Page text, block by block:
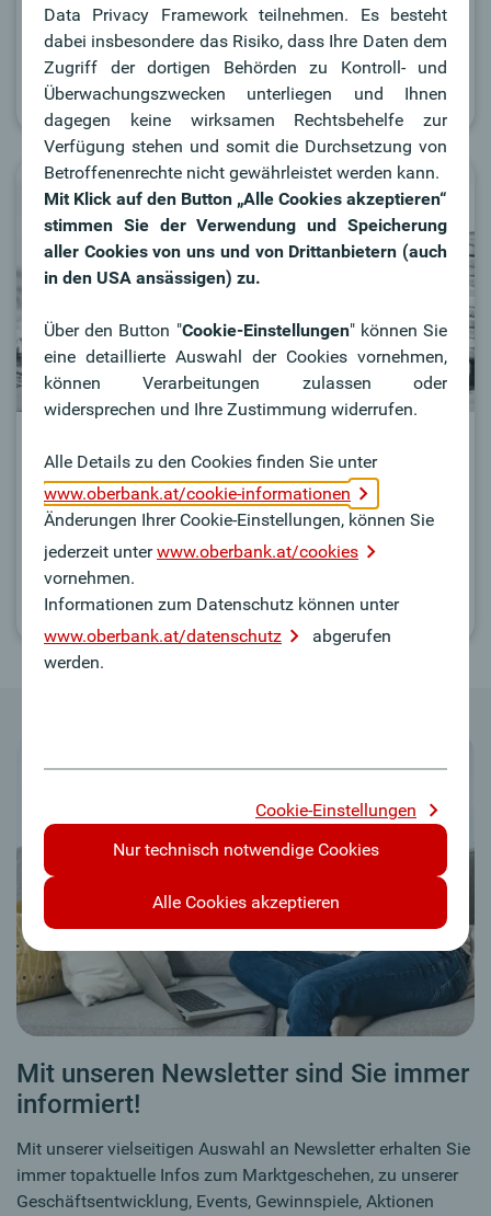
Mit unserem Wirtschafts-Ratgeber bieten wir Ihnen
interessante Informationen für Ihr Unternehmen.
Zum Unternehmens-Ratgeber
Online-Magazin
#jetztvermögen
Hier finden Sie wertvolle Tipps und Trends zu den
Themen "Vermögen schützen, vermehren und leben".
Zum Vermögensmagazin
Mit unseren Newsletter sind Sie immer
informiert!
Mit unserer vielseitigen Auswahl an Newsletter erhalten Sie
immer topaktuelle Infos zum Marktgeschehen, zu unserer
Geschäftsentwicklung, Events, Gewinnspiele, Aktionen
Data Privacy Framework teilnehmen. Es besteht
dabei insbesondere das Risiko, dass Ihre Daten dem
Zugriff der dortigen Behörden zu Kontroll- und
Überwachungszwecken unterliegen und Ihnen
dagegen keine wirksamen Rechtsbehelfe zur
Verfügung stehen und somit die Durchsetzung von
Betroffenenrechte nicht gewährleistet werden kann.
Mit Klick auf den Button „Alle Cookies akzeptieren“
stimmen Sie der Verwendung und Speicherung
aller Cookies von uns und von Drittanbietern (auch
in den USA ansässigen) zu.
Über den Button "Cookie-Einstellungen" können Sie
eine detaillierte Auswahl der Cookies vornehmen,
können Verarbeitungen zulassen oder
widersprechen und Ihre Zustimmung widerrufen.
Alle Details zu den Cookies finden Sie unter
www.oberbank.at/cookie-informationen
Änderungen Ihrer Cookie-Einstellungen, können Sie
jederzeit unterwww.oberbank.at/cookies
vornehmen.
Informationen zum Datenschutz können unter
www.oberbank.at/datenschutz
abgerufen
werden.
Cookie-Einstellungen
Nur technisch notwendige Cookies
Alle Cookies akzeptieren